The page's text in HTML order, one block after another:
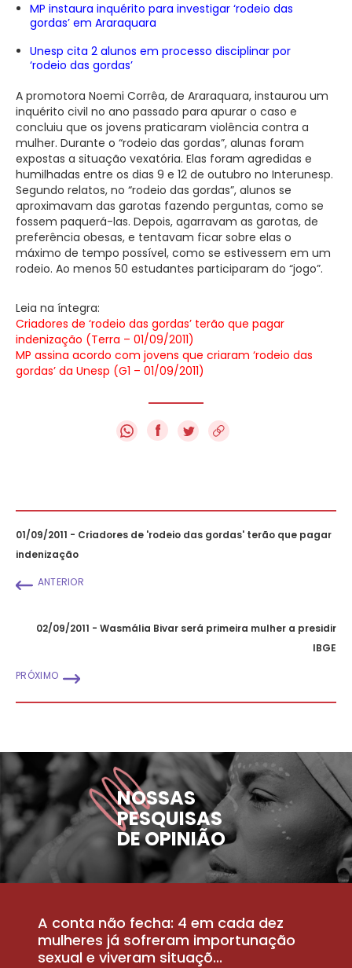
MP instaura inquérito para investigar ‘rodeio das
gordas’ em Araraquara
Unesp cita 2 alunos em processo disciplinar por
‘rodeio das gordas’
A promotora Noemi Corrêa, de Araraquara, instaurou um
inquérito civil no ano passado para apurar o caso e
concluiu que os jovens praticaram violência contra a
mulher. Durante o “rodeio das gordas”, alunas foram
expostas a situação vexatória. Elas foram agredidas e
humilhadas entre os dias 9 e 12 de outubro no Interunesp.
Segundo relatos, no “rodeio das gordas”, alunos se
aproximavam das garotas fazendo perguntas, como se
fossem paquerá-las. Depois, agarravam as garotas, de
preferência obesas, e tentavam ficar sobre elas o
máximo de tempo possível, como se estivessem em um
rodeio. Ao menos 50 estudantes participaram do “jogo”.
Leia na íntegra:
Criadores de ‘rodeio das gordas’ terão que pagar
indenização (Terra – 01/09/2011)
MP assina acordo com jovens que criaram ‘rodeio das
gordas’ da Unesp (G1 – 01/09/2011)
f
01/09/2011 - Criadores de 'rodeio das gordas' terão que pagar
indenização
ANTERIOR
02/09/2011 - Wasmália Bivar será primeira mulher a presidir
IBGE
PRÓXIMO
NOSSAS
PESQUISAS
DE OPINIÃO
A conta não fecha: 4 em cada dez
mulheres já sofreram importunação
sexual e viveram situaçõ...